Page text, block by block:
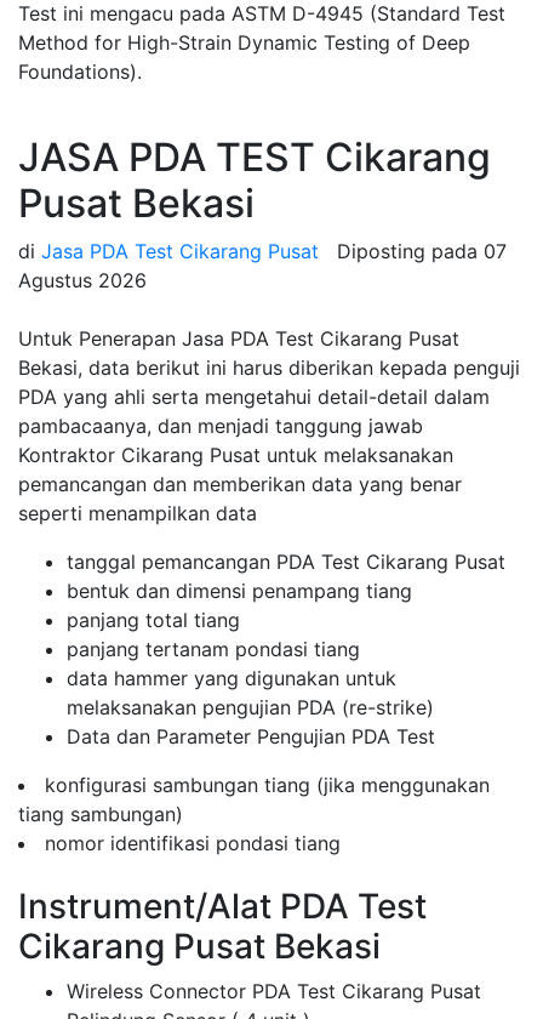
Test ini mengacu pada ASTM D-4945 (Standard Test
Method for High-Strain Dynamic Testing of Deep
Foundations).
JASA PDA TEST Cikarang
Pusat Bekasi
di Jasa PDA Test Cikarang Pusat Diposting pada 07
Agustus 2026
Untuk Penerapan Jasa PDA Test Cikarang Pusat
Bekasi, data berikut ini harus diberikan kepada penguji
PDA yang ahli serta mengetahui detail-detail dalam
pambacaanya, dan menjadi tanggung jawab
Kontraktor Cikarang Pusat untuk melaksanakan
pemancangan dan memberikan data yang benar
seperti menampilkan data
tanggal pemancangan PDA Test Cikarang Pusat
bentuk dan dimensi penampang tiang
panjang total tiang
panjang tertanam pondasi tiang
data hammer yang digunakan untuk
melaksanakan pengujian PDA (re-strike)
Data dan Parameter Pengujian PDA Test
konfigurasi sambungan tiang (jika menggunakan
tiang sambungan)
nomor identifikasi pondasi tiang
Instrument/Alat PDA Test
Cikarang Pusat Bekasi
Wireless Connector PDA Test Cikarang Pusat